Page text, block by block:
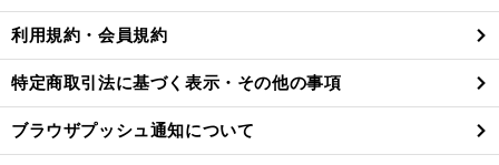
利用規約・会員規約
特定商取引法に基づく表示・その他の事項
ブラウザプッシュ通知について